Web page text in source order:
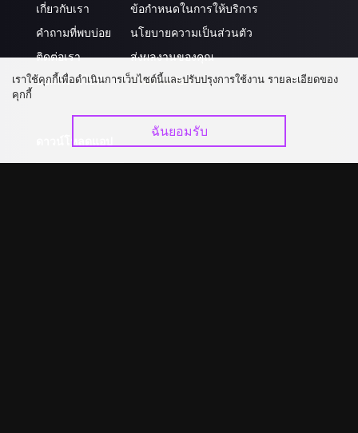
เกี่ยวกับเรา
คำถามที่พบบ่อย
ติดต่อเรา
อัปเกรด วีไอพี
ข้อกำหนดในการให้บริการ
นโยบายความเป็นส่วนตัว
ส่งผลงานของคุณ
ร่วมงานกับเรา
เราใช้คุกกี้เพื่อดำเนินการเว็บไซต์นี้และปรับปรุงการใช้งาน รายละเอียดของ
คุกกี้
ฉันยอมรับ